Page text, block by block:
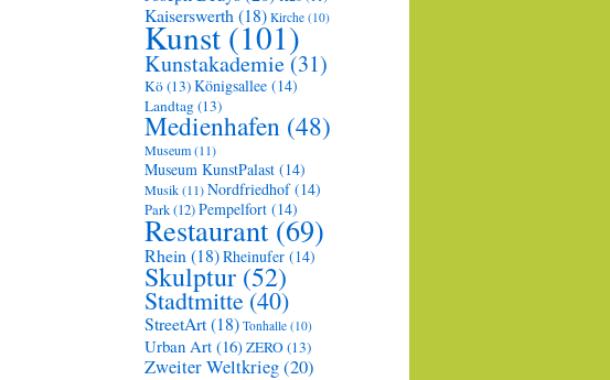
Kaiserswerth (18) Kirche (10)
Kunst(101)
Kunstakademie(31)
Kö(13)Königsallee (14)
Landtag(13)
Medienhafen (48)
Museum(11)
Museum KunstPalast (14)
Musik(11)Nordfriedhof(14)
Park(12)Pempelfort (14)
Restaurant(69)
Rhein (18)Rheinufer (14)
Skulptur (52)
Stadtmitte(40)
StreetArt(18) Tonhalle (10)
Urban Art (16)ZERO(13)
Zweiter Weltkrieg(20)